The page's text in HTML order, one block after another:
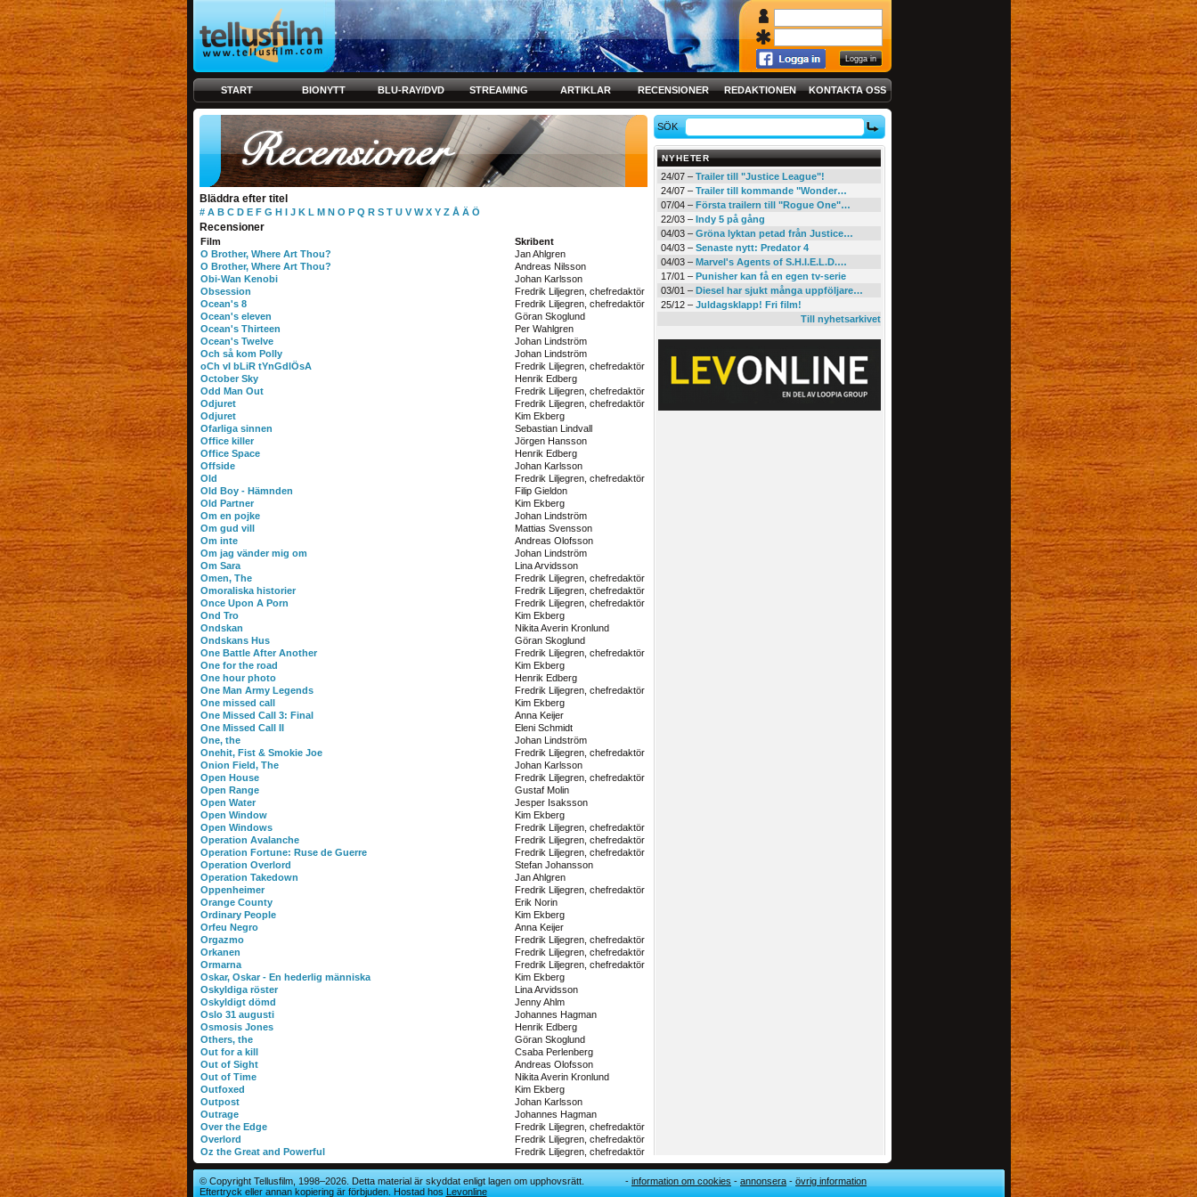
START BIONYTT BLU-RAY/DVD STREAMING ARTIKLAR RECENSIONER REDAKTIONEN KONTAKTA OSS
Bläddra efter titel
# A B C D E F G H I J K L M N O P Q R S T U V W X Y Z Å Ä Ö
Recensioner
Film
Skribent
O Brother, Where Art Thou?
Jan Ahlgren
O Brother, Where Art Thou?
Andreas Nilsson
Obi-Wan Kenobi
Johan Karlsson
Obsession
Fredrik Liljegren, chefredaktör
Ocean's 8
Fredrik Liljegren, chefredaktör
Ocean's eleven
Göran Skoglund
Ocean's Thirteen
Per Wahlgren
Ocean's Twelve
Johan Lindström
Och så kom Polly
Johan Lindström
oCh vI bLiR tYnGdlÖsA
Fredrik Liljegren, chefredaktör
October Sky
Henrik Edberg
Odd Man Out
Fredrik Liljegren, chefredaktör
Odjuret
Fredrik Liljegren, chefredaktör
Odjuret
Kim Ekberg
Ofarliga sinnen
Sebastian Lindvall
Office killer
Jörgen Hansson
Office Space
Henrik Edberg
Offside
Johan Karlsson
Old
Fredrik Liljegren, chefredaktör
Old Boy - Hämnden
Filip Gieldon
Old Partner
Kim Ekberg
Om en pojke
Johan Lindström
Om gud vill
Mattias Svensson
Om inte
Andreas Olofsson
Om jag vänder mig om
Johan Lindström
Om Sara
Lina Arvidsson
Omen, The
Fredrik Liljegren, chefredaktör
Omoraliska historier
Fredrik Liljegren, chefredaktör
Once Upon A Porn
Fredrik Liljegren, chefredaktör
Ond Tro
Kim Ekberg
Ondskan
Nikita Averin Kronlund
Ondskans Hus
Göran Skoglund
One Battle After Another
Fredrik Liljegren, chefredaktör
One for the road
Kim Ekberg
One hour photo
Henrik Edberg
One Man Army Legends
Fredrik Liljegren, chefredaktör
One missed call
Kim Ekberg
One Missed Call 3: Final
Anna Keijer
One Missed Call II
Eleni Schmidt
One, the
Johan Lindström
Onehit, Fist & Smokie Joe
Fredrik Liljegren, chefredaktör
Onion Field, The
Johan Karlsson
Open House
Fredrik Liljegren, chefredaktör
Open Range
Gustaf Molin
Open Water
Jesper Isaksson
Open Window
Kim Ekberg
Open Windows
Fredrik Liljegren, chefredaktör
Operation Avalanche
Fredrik Liljegren, chefredaktör
Operation Fortune: Ruse de Guerre
Fredrik Liljegren, chefredaktör
Operation Overlord
Stefan Johansson
Operation Takedown
Jan Ahlgren
Oppenheimer
Fredrik Liljegren, chefredaktör
Orange County
Erik Norin
Ordinary People
Kim Ekberg
Orfeu Negro
Anna Keijer
Orgazmo
Fredrik Liljegren, chefredaktör
Orkanen
Fredrik Liljegren, chefredaktör
Ormarna
Fredrik Liljegren, chefredaktör
Oskar, Oskar - En hederlig människa
Kim Ekberg
Oskyldiga röster
Lina Arvidsson
Oskyldigt dömd
Jenny Ahlm
Oslo 31 augusti
Johannes Hagman
Osmosis Jones
Henrik Edberg
Others, the
Göran Skoglund
Out for a kill
Csaba Perlenberg
Out of Sight
Andreas Olofsson
Out of Time
Nikita Averin Kronlund
Outfoxed
Kim Ekberg
Outpost
Johan Karlsson
Outrage
Johannes Hagman
Over the Edge
Fredrik Liljegren, chefredaktör
Overlord
Fredrik Liljegren, chefredaktör
Oz the Great and Powerful
Fredrik Liljegren, chefredaktör
SÖK
NYHETER
24/07 –Trailer till "Justice League"!
24/07 –Trailer till kommande "Wonder…
07/04 –Första trailern till "Rogue One"…
22/03 –Indy 5 på gång
04/03 –Gröna lyktan petad från Justice…
04/03 –Senaste nytt: Predator 4
04/03 –Marvel's Agents of S.H.I.E.L.D.…
17/01 –Punisher kan få en egen tv-serie
03/01 –Diesel har sjukt många uppföljare…
25/12 –Juldagsklapp! Fri film!
Till nyhetsarkivet
© Copyright Tellusfilm, 1998–2026. Detta material är skyddat enligt lagen om upphovsrätt.
Eftertryck eller annan kopiering är förbjuden. Hostad hosLevonline
information om cookies annonsera övrig information